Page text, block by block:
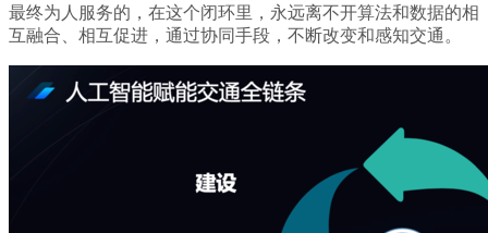
最终为人服务的，在这个闭环里，永远离不开算法和数据的相
互融合、相互促进，通过协同手段，不断改变和感知交通。